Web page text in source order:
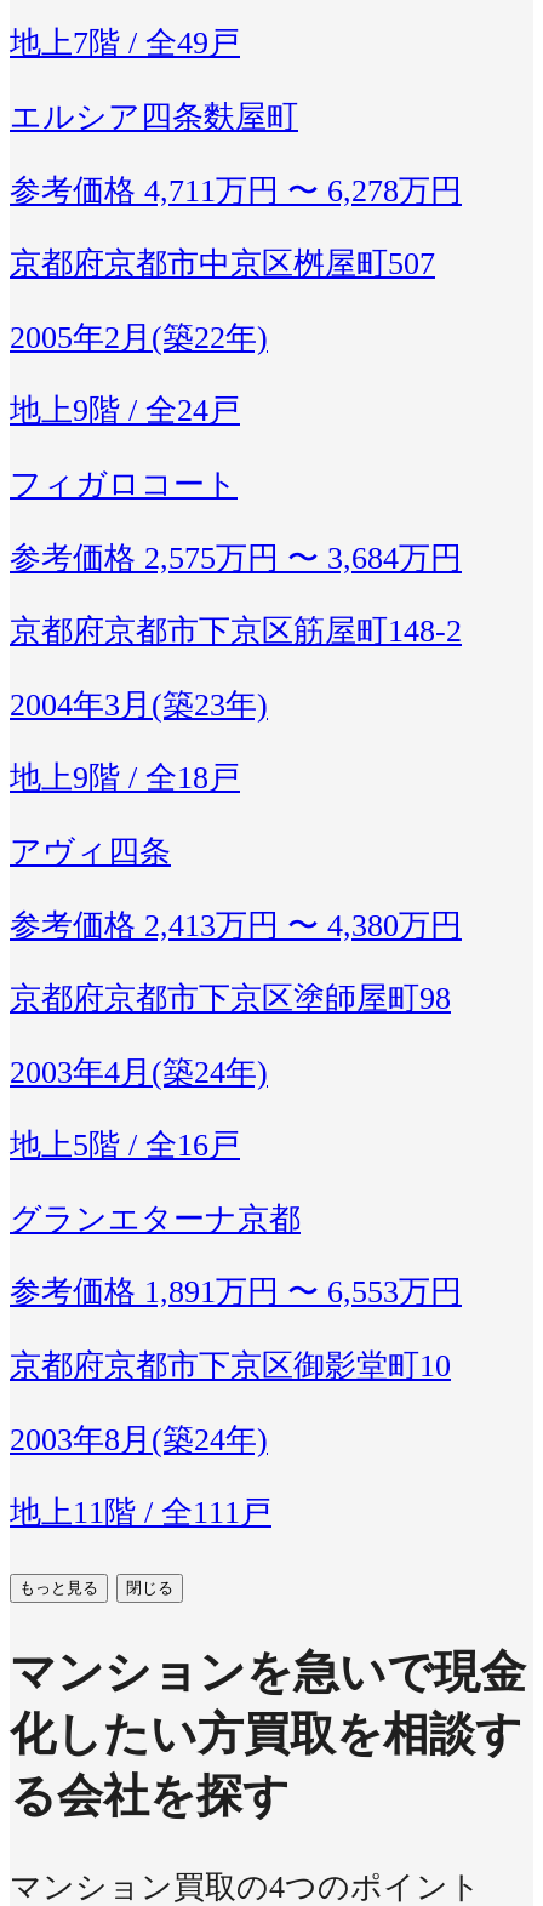
地上7階 / 全49戸
エルシア四条麩屋町
参考価格 4,711万円 〜 6,278万円
京都府京都市中京区桝屋町507
2005年2月(築22年)
地上9階 / 全24戸
フィガロコート
参考価格 2,575万円 〜 3,684万円
京都府京都市下京区筋屋町148-2
2004年3月(築23年)
地上9階 / 全18戸
アヴィ四条
参考価格 2,413万円 〜 4,380万円
京都府京都市下京区塗師屋町98
2003年4月(築24年)
地上5階 / 全16戸
グランエターナ京都
参考価格 1,891万円 〜 6,553万円
京都府京都市下京区御影堂町10
2003年8月(築24年)
地上11階 / 全111戸
もっと見る 閉じる
マンションを急いで現金
化したい方買取を相談す
る会社を探す
マンション買取の4つのポイント